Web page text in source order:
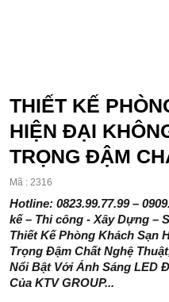
THIẾT KẾ
HIỆN ĐẠI
TRỌNG ĐẬM
Mã : 2316
Hotline: 0823.99.77.99 –
kế – Thi công - Xây Dựng –
Thiết Kế Phòng Khách Sạn
Trọng Đậm Chất Nghệ
Nổi Bật Với Ánh Sáng LED
Của KTV GROUP...